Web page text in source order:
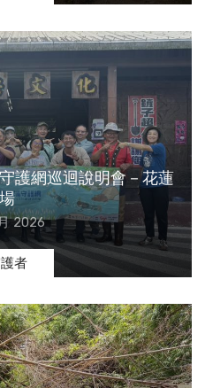
護網巡迴說明會－花蓮
場
2026
者